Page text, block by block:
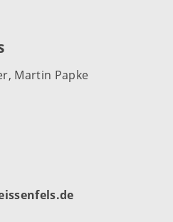
Martin Papke